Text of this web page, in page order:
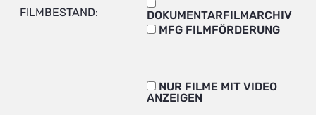
FILMBESTAND:
DOKUMENTARFILMARCHIV
MFG FILMFÖRDERUNG
NUR FILME MIT VIDEO
ANZEIGEN